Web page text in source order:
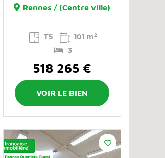
Rennes / (Centre ville)
T5
101 m²
3
518 265 €
VOIR LE BIEN